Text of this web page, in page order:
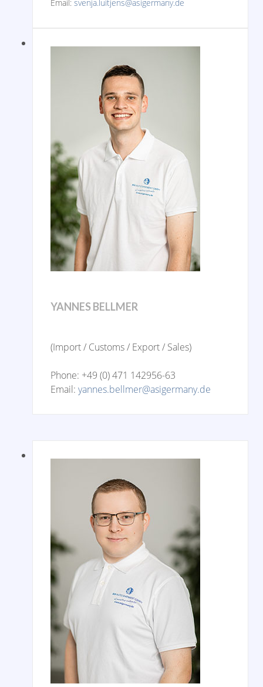
Email: svenja.luitjens@asigermany.de
YANNES BELLMER
(Import / Customs / Export / Sales)
Phone: +49 (0) 471 142956-63
Email: yannes.bellmer@asigermany.de